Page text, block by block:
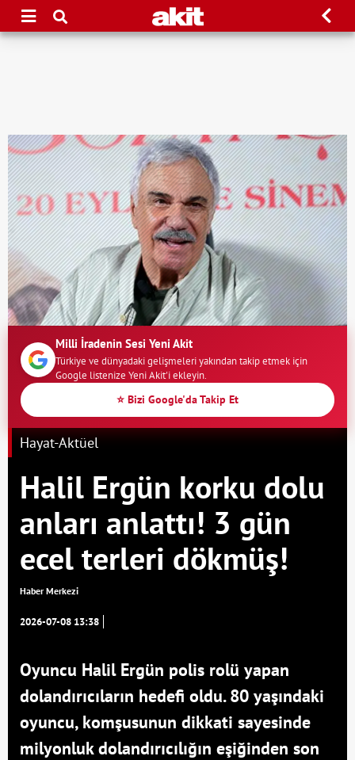
Milli İradenin Sesi Yeni Akit
Türkiye ve dünyadaki gelişmeleri yakından takip etmek için
Google listenize Yeni Akit'i ekleyin.
⭐ Bizi Google'da Takip Et
Hayat-Aktüel
Halil Ergün korku dolu
anları anlattı! 3 gün
ecel terleri dökmüş!
Haber Merkezi
2026-07-08 13:38
Oyuncu Halil Ergün polis rolü yapan
dolandırıcıların hedefi oldu. 80 yaşındaki
oyuncu, komşusunun dikkati sayesinde
milyonluk dolandırıcılığın eşiğinden son